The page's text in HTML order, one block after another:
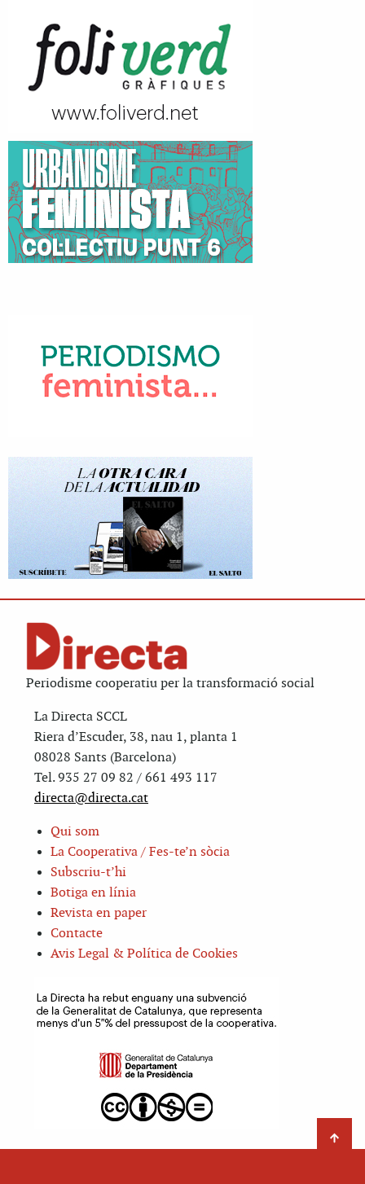
Periodisme cooperatiu per la transformació social
La Directa SCCL
Riera d’Escuder, 38, nau 1, planta 1
08028 Sants (Barcelona)
Tel. 935 27 09 82 / 661 493 117
directa@directa.cat
Qui som
La Cooperativa / Fes-te’n sòcia
Subscriu-t’hi
Botiga en línia
Revista en paper
Contacte
Avis Legal & Política de Cookies